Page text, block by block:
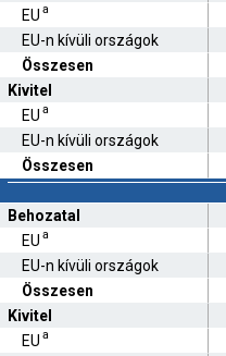
EU a
EU-n kívüli országok
Összesen
Kivitel
EU a
EU-n kívüli országok
Összesen
Behozatal
EU a
EU-n kívüli országok
Összesen
Kivitel
EU a